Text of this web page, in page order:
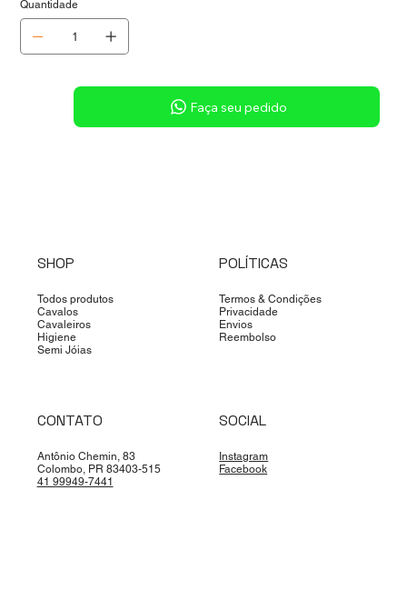
Quantidade
Sob consulta
Faça seu pedido
SHOP
Todos produtos
Cavalos
Cavaleiros
Higiene
Semi Jóias
POLÍTICAS
Termos & Condições
Privacidade
Envios
Reembolso
CONTATO
Antônio Chemin, 83
Colombo, PR 83403-515
41 99949-7441
SOCIAL
Instagram
Facebook